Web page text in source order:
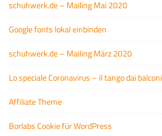
schuhwerk.de – Mailing Mai 2020
Google fonts lokal einbinden
schuhwerk.de – Mailing März 2020
Lo speciale Coronavirus – il tango dai balconi
Affiliate Theme
Borlabs Cookie für WordPress